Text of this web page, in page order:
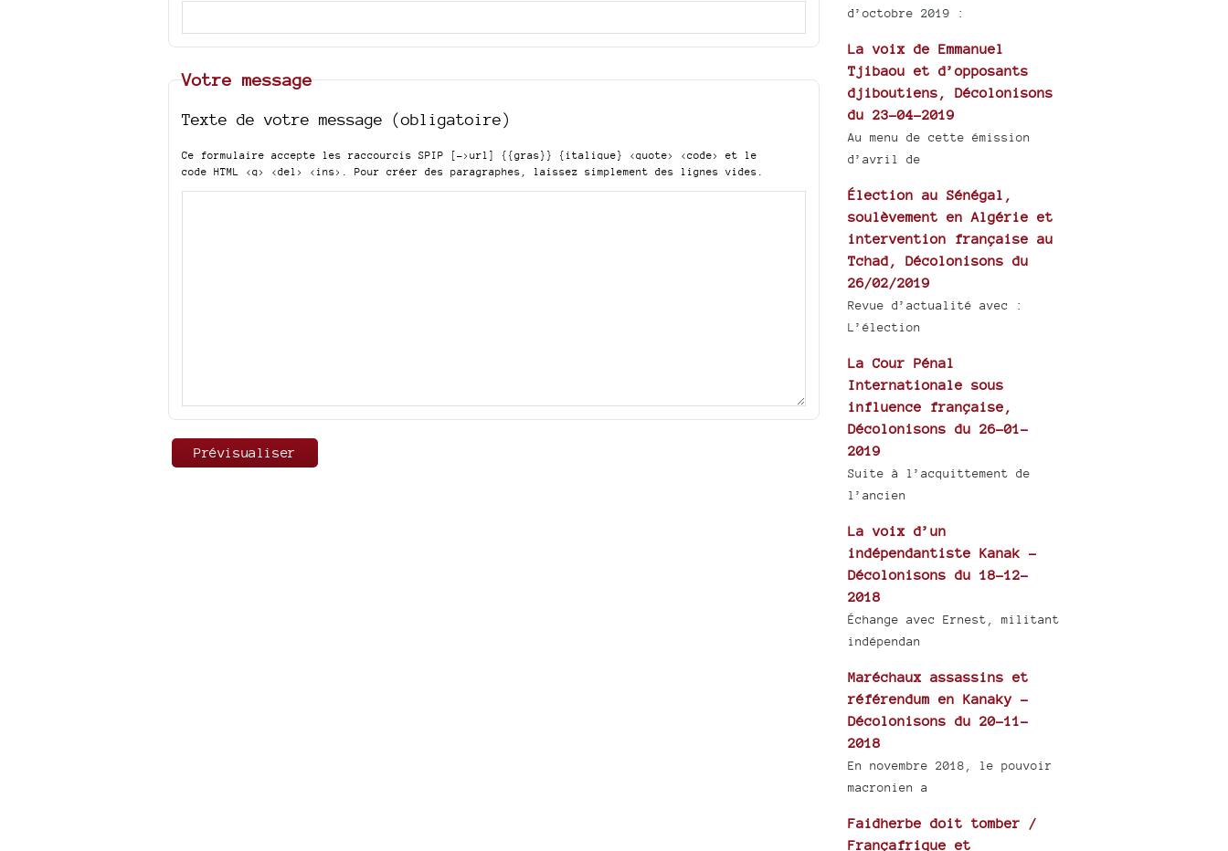
Votre message
Texte de votre message (obligatoire)
Ce formulaire accepte les raccourcis SPIP [->url] {{gras}} {italique} <quote> <code>
et le
code HTML <q> <del> <ins> . Pour créer des paragraphes, laissez simplement des lignes vides.
d’octobre 2019 :
La voix de Emmanuel
Tjibaou et d’opposants
djiboutiens, Décolonisons
du 23-04-2019
Au menu de cette émission
d’avril de
Élection au Sénégal,
soulèvement en Algérie et
intervention française au
Tchad, Décolonisons du
26/02/2019
Revue d’actualité avec :
L’élection
La Cour Pénal
Internationale sous
influence française,
Décolonisons du 26-01-
2019
Suite à l’acquittement de
l’ancien
La voix d’un
indépendantiste Kanak -
Décolonisons du 18-12-
2018
Échange avec Ernest, militant
indépendan
Maréchaux assassins et
référendum en Kanaky -
Décolonisons du 20-11-
2018
En novembre 2018, le pouvoir
macronien a
Faidherbe doit tomber /
Françafrique et